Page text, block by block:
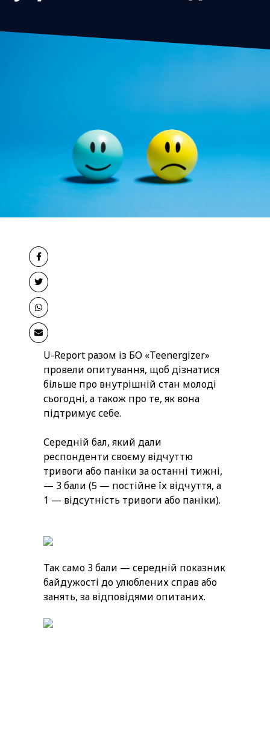
U-Report разом із БО «Teenergizer»
провели опитування, щоб дізнатися
більше про внутрішній стан молоді
сьогодні, а також про те, як вона
підтримує себе.
Середній бал, який дали
респонденти своєму відчуттю
тривоги або паніки за останні тижні,
— 3 бали (5 — постійне їх відчуття, а
1 — відсутність тривоги або паніки).
Так само 3 бали — середній показник
байдужості до улюблених справ або
занять, за відповідями опитаних.